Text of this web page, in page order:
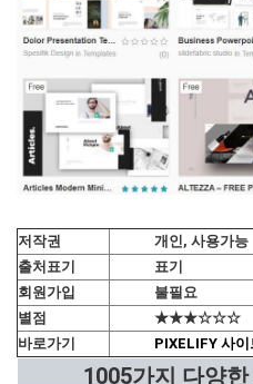
저작권
개인, 사용가능
출처표기
표기
회원가입
불필요
별점
★★★☆☆☆
바로가기
PIXELIFY 사이
1005가지 다양